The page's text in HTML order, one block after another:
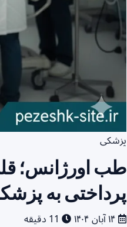
پزشکی
طب اورژانس؛
پرداختی به
11 دقیقه